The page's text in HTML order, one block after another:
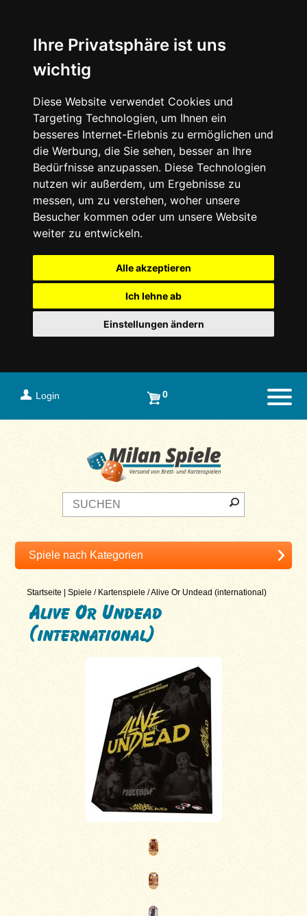
Ihre Privatsphäre ist uns
wichtig
Diese Website verwendet Cookies und
Targeting Technologien, um Ihnen ein
besseres Internet-Erlebnis zu ermöglichen und
die Werbung, die Sie sehen, besser an Ihre
Bedürfnisse anzupassen. Diese Technologien
nutzen wir außerdem, um Ergebnisse zu
messen, um zu verstehen, woher unsere
Besucher kommen oder um unsere Website
weiter zu entwickeln.
Alle akzeptieren
Ich lehne ab
Einstellungen ändern
Login 0
Startseite |Spiele / Kartenspiele /Alive Or Undead (international)
Alive Or Undead
(international)